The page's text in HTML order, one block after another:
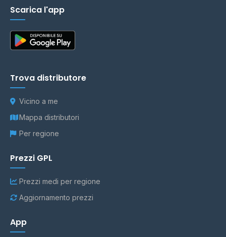
Scarica l'app
Trova distributore
Vicino a me
Mappa distributori
Per regione
Prezzi GPL
Prezzi medi per regione
Aggiornamento prezzi
App